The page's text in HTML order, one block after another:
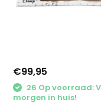
€99,95
26 Op voorraad:
morgen in huis!